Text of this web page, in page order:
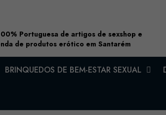
Portuguesa de artigos de sexshop e
de produtos erótico em Santarém
BRINQUEDOS DE BEM-ESTAR SEXUAL